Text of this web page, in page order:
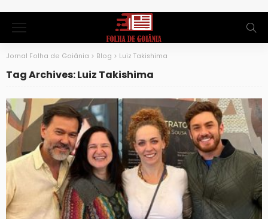
Jornal Folha de Goiânia > Blog > Luiz Takishima
Tag Archives: Luiz Takishima